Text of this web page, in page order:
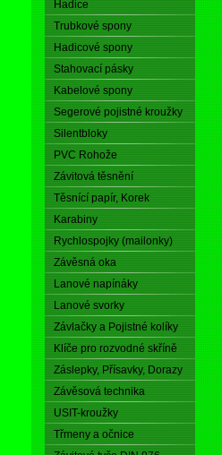
Hadice
Trubkové spony
Hadicové spony
Stahovací pásky
Kabelové spony
Segerové pojistné kroužky
Silentbloky
PVC Rohože
Závitová těsnění
Těsnící papír, Korek
Karabiny
Rychlospojky (mailonky)
Závěsná oka
Lanové napínáky
Lanové svorky
Závlačky a Pojistné kolíky
Klíče pro rozvodné skříně
Záslepky, Přísavky, Dorazy
Závěsová technika
USIT-kroužky
Třmeny a očnice